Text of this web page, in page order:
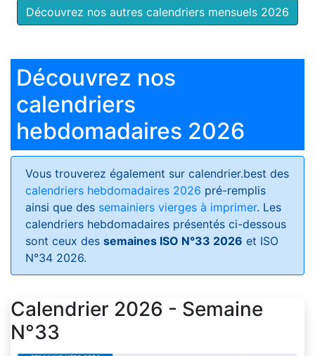
Découvrez nos autres calendriers mensuels 2026
Découvrez nos
calendriers
hebdomadaires 2026
Vous trouverez également sur calendrier.best des
calendriers hebdomadaires 2026 pré-remplis
ainsi que des semainiers vierges à imprimer. Les
calendriers hebdomadaires présentés ci-dessous
sont ceux des semaines ISO N°33 2026 et ISO
N°34 2026.
Calendrier 2026 - Semaine
N°33